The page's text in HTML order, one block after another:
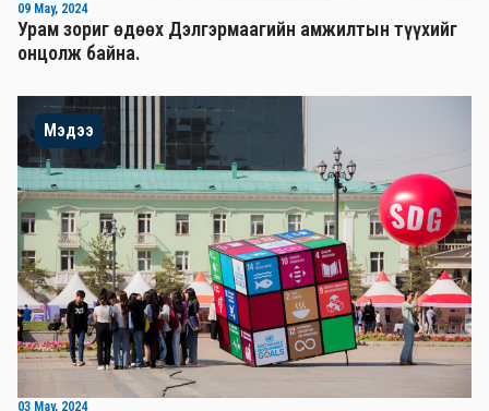
09 May, 2024
Урам зориг өдөөх Дэлгэрмаагийн амжилтын түүхийг
онцолж байна.
Мэдээ
03 May, 2024